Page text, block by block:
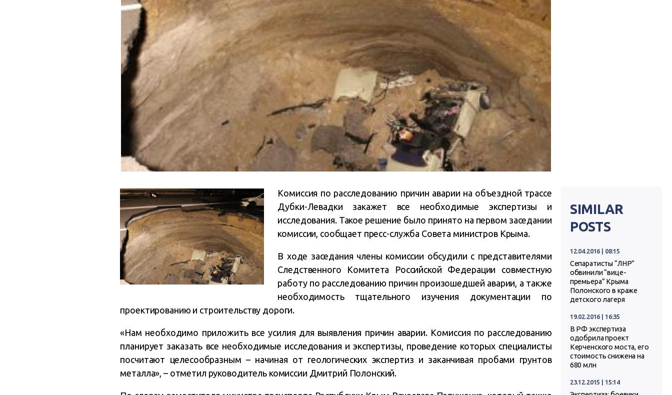
Комиссия по расследованию причин аварии на объездной трассе
Дубки-Левадки закажет все необходимые экспертизы и
исследования. Такое решение было принято на первом заседании
комиссии, сообщает пресс-служба Совета министров Крыма.
В ходе заседания члены комиссии обсудили с представителями
Следственного Комитета Российской Федерации совместную
работу по расследованию причин произошедшей аварии, а также
необходимость тщательного изучения документации по
проектированию и строительству дороги.
«Нам необходимо приложить все усилия для выявления причин аварии. Комиссия по расследованию
планирует заказать все необходимые исследования и экспертизы, проведение которых специалисты
посчитают целесообразным – начиная от геологических экспертиз и заканчивая пробами грунтов
металла», – отметил руководитель комиссии Дмитрий Полонский.
SIMILAR
POSTS
12.04.2016 | 08:15
Сепаратисты “ЛНР”
обвинили “вице-
премьера” Крыма
Полонского в краже
детского лагеря
19.02.2016 | 16:35
В РФ экспертиза
одобрила проект
Керченского моста, его
стоимость снижена на
680 млн
23.12.2015 | 15:14